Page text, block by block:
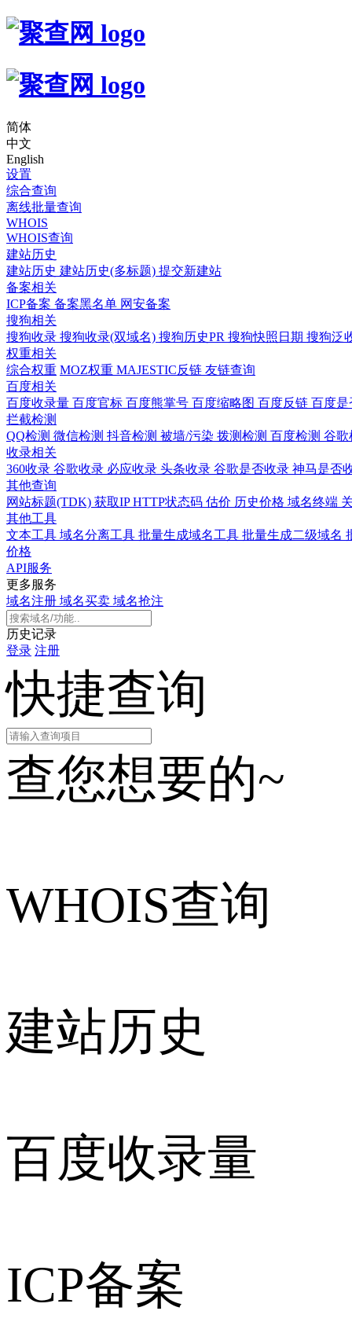
简体
中文
English
设置
综合查询
离线批量查询
WHOIS
WHOIS查询
建站历史
建站历史 建站历史(多标题) 提交新建站
备案相关
ICP备案 备案黑名单 网安备案
搜狗相关
搜狗收录 搜狗收录(双域名) 搜狗历史PR 搜狗快照日期 搜狗泛
权重相关
综合权重 MOZ权重 MAJESTIC反链 友链查询
百度相关
百度收录量 百度官标 百度熊掌号 百度缩略图 百度反链 百度
拦截检测
QQ检测 微信检测 抖音检测 被墙/污染 拨测检测 百度检测 谷
收录相关
360收录 谷歌收录 必应收录 头条收录 谷歌是否收录 神马是否
其他查询
网站标题(TDK) 获取IPHTTP状态码 估价 历史价格 域名终端
其他工具
文本工具 域名分离工具 批量生成域名工具 批量生成二级域名
价格
API服务
更多服务
域名注册 域名买卖 域名抢注
历史记录
登录 注册
快捷查询
查您想要的~
WHOIS查询
建站历史
百度收录量
ICP备案